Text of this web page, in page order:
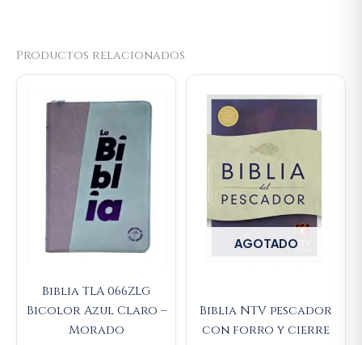
Productos relacionados
Biblia TLA 066ZLG
Bicolor Azul Claro –
Morado
AGOTADO
Biblia NTV pescador
con forro y cierre